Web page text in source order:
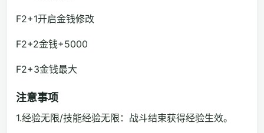
F2+1开启金钱修改
F2+2金钱+5000
F2+3金钱最大
注意事项
1.经验无限/技能经验无限：战斗结束获得经验生效。